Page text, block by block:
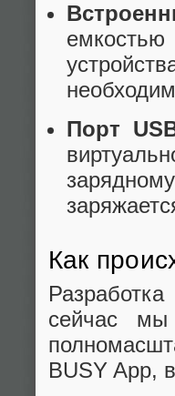
Порт
Как
сейчас мы
BUSY App,